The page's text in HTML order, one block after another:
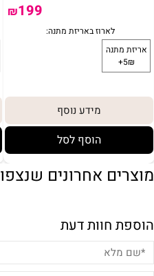
₪199
מידע נוסף
הוסף לסל
מוצרים אחרונים שנצפו
הוספת חוות דעת